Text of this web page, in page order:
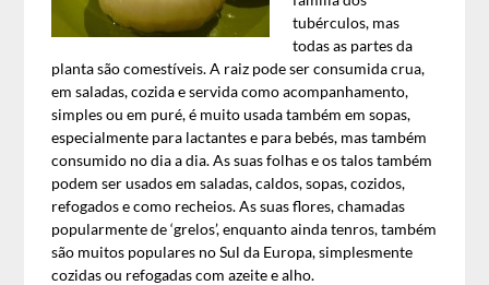
tubérculos, mas
todas as partes da
planta são comestíveis. A raiz pode ser consumida crua,
em saladas, cozida e servida como acompanhamento,
simples ou em puré, é muito usada também em sopas,
especialmente para lactantes e para bebés, mas também
consumido no dia a dia. As suas folhas e os talos também
podem ser usados em saladas, caldos, sopas, cozidos,
refogados e como recheios. As suas flores, chamadas
popularmente de ‘grelos’, enquanto ainda tenros, também
são muitos populares no Sul da Europa, simplesmente
cozidas ou refogadas com azeite e alho.